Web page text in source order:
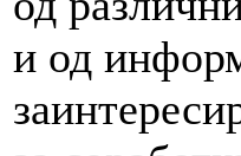
и од